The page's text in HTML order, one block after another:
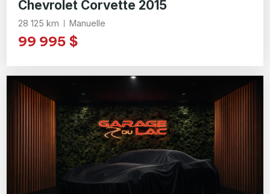
Chevrolet Corvette 2015
28 125 km Manuelle
99 995 $